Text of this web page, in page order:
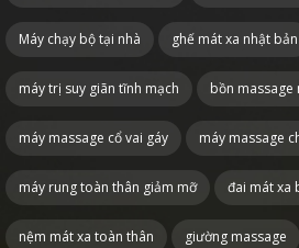
Máy chạy bộ tại nhà ghế mát xa nhật bản
máy trị suy giãn tĩnh mạch bồn massage
máy massage cổ vai gáy máy massage
máy rung toàn thân giảm mỡ đai mát xa
nệm mát xa toàn thân giường massage